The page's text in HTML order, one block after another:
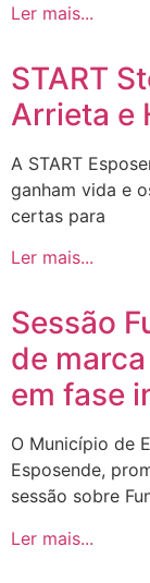
Ler mais...
START
Arrieta e
A START
ganham vida e
certas para
Ler mais...
Sessão
de
em fase
O Município de
Esposende,
sessão sobre
Ler mais...